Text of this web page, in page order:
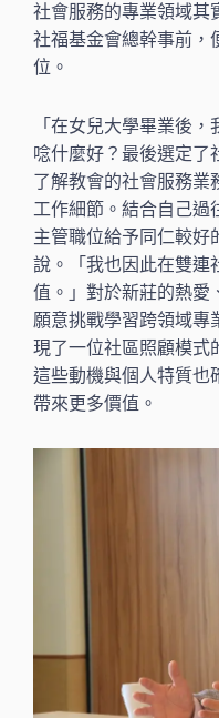
社會服務的專業領域其
社福基金會總幹事前，
位。
「在女兒大學畢業後
唸什麼好？最後選定了
了解教會的社會服務業
工作細節。結合自己過
主管職位給予同仁較好
說。「我也因此在雙連
值。」對於新莊的熱愛
願意挑戰學習跨領域專
現了一位社區照顧模式
這些動機與個人特質也
帶來更多價值。